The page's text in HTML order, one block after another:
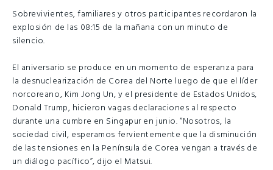
Sobrevivientes, familiares y otros participantes recordaron la
explosión de las 08:15 de la mañana con un minuto de
silencio.
El aniversario se produce en un momento de esperanza para
la desnuclearización de Corea del Norte luego de que el líder
norcoreano, Kim Jong Un, y el presidente de Estados Unidos,
Donald Trump, hicieron vagas declaraciones al respecto
durante una cumbre en Singapur en junio. “Nosotros, la
sociedad civil, esperamos fervientemente que la disminución
de las tensiones en la Península de Corea vengan a través de
un diálogo pacífico”, dijo el Matsui.